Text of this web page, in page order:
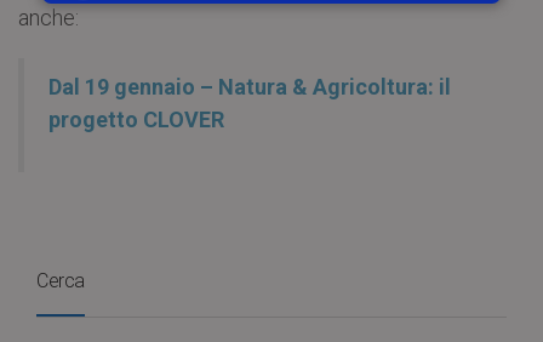
anche:
Dal 19 gennaio – Natura & Agricoltura: il
progetto CLOVER
Cerca